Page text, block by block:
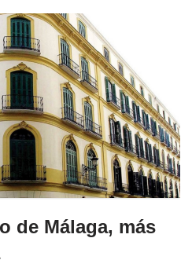
de Málaga, más